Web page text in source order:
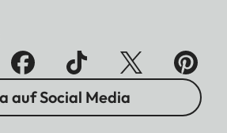
auf Social Media